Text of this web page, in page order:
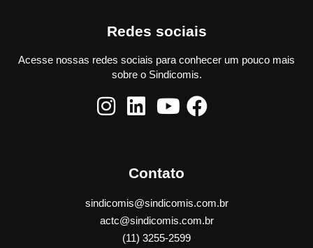
Redes sociais
Acesse nossas redes sociais para conhecer um pouco mais
sobre o Sindicomis.
Contato
sindicomis@sindicomis.com.br
actc@sindicomis.com.br
(11) 3255-2599